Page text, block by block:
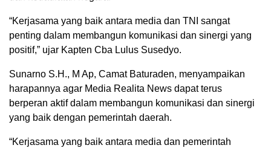
“Kerjasama yang baik antara media dan TNI sangat
penting dalam membangun komunikasi dan sinergi yang
positif,” ujar Kapten Cba Lulus Susedyo.
Sunarno S.H., M Ap, Camat Baturaden, menyampaikan
harapannya agar Media Realita News dapat terus
berperan aktif dalam membangun komunikasi dan sinergi
yang baik dengan pemerintah daerah.
“Kerjasama yang baik antara media dan pemerintah